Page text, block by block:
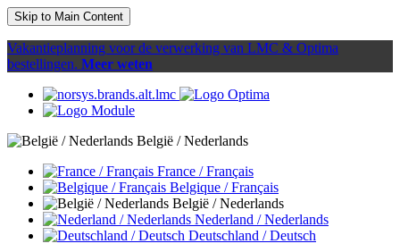
Skip to Main Content
Vakantieplanning voor de verwerking van LMC & Optima
bestellingen. Meer weten
België / Nederlands
France / Français
Belgique / Français
België / Nederlands
Nederland / Nederlands
Deutschland / Deutsch